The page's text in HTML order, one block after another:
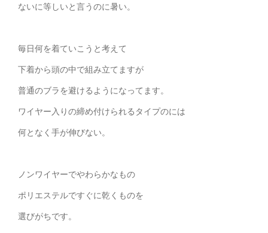
ないに等しいと言うのに暑い。
毎日何を着ていこうと考えて
下着から頭の中で組み立てますが
普通のブラを避けるようになってます。
ワイヤー入りの締め付けられるタイプのには
何となく手が伸びない。
ノンワイヤーでやわらかなもの
ポリエステルですぐに乾くものを
選びがちです。